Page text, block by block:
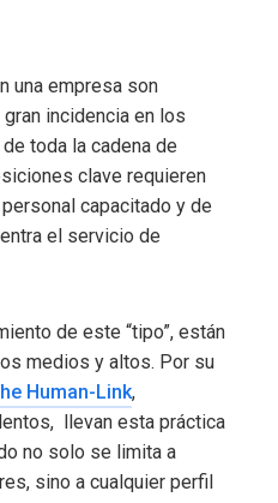
una empresa son
incidencia en los
toda la cadena de
clave requieren
capacitado y de
el servicio de
de este “tipo”, están
medios y altos. Por su
Human-Link,
llevan esta práctica
no solo se limita a
sino a cualquier perfil